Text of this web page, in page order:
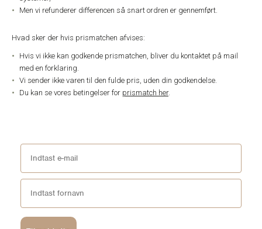
Men vi refunderer differencen så snart ordren er gennemført.
Hvad sker der hvis prismatchen afvises:
Hvis vi ikke kan godkende prismatchen, bliver du kontaktet på mail
med en forklaring.
Vi sender ikke varen til den fulde pris, uden din godkendelse.
Du kan se vores betingelser for prismatch her.
kunde anmeldelser
Skriv en anmeldelse